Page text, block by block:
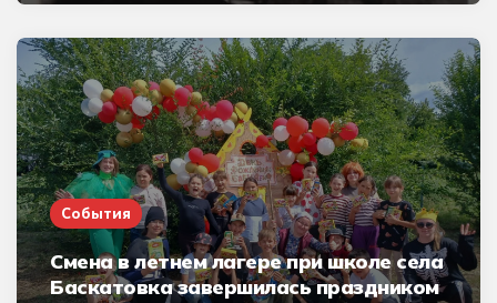
События
Смена в летнем лагере при школе села
Баскатовка завершилась праздником